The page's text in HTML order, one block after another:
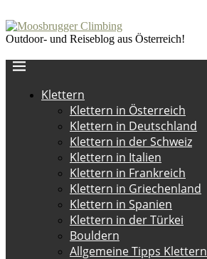
Outdoor- und Reiseblog aus Österreich!
Klettern
Klettern in Österreich
Klettern in Deutschland
Klettern in der Schweiz
Klettern in Italien
Klettern in Frankreich
Klettern in Griechenland
Klettern in Spanien
Klettern in der Türkei
Bouldern
Allgemeine Tipps Klettern